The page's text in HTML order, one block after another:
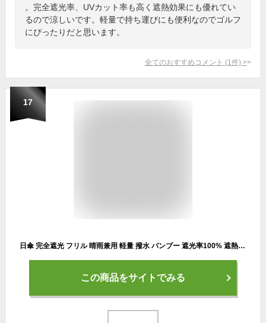
。完全遮光率、UVカット率も高く遮熱効果にも優れてい
るので涼しいです。軽量で持ち運びにも便利なのでゴルフ
にぴったりだと思います。
全てのおすすめコメント (1 件) >
17
日傘 完全遮光 フリル 晴雨兼用 軽量 撥水 バンブー 遮光率100% 遮熱 涼しい かわいい ゴルフ おしゃれ 傘 雨傘 大人 内側 黒 UVカット 親骨50cm
この商品をサイトでみる